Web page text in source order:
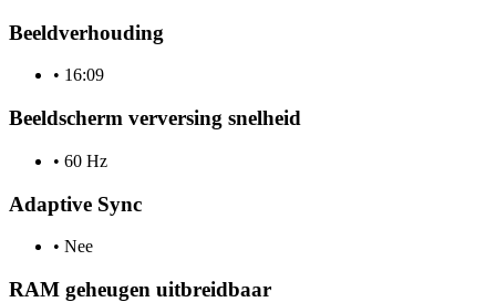
Beeldverhouding
• 16:09
Beeldscherm verversing snelheid
• 60 Hz
Adaptive Sync
• Nee
RAM geheugen uitbreidbaar